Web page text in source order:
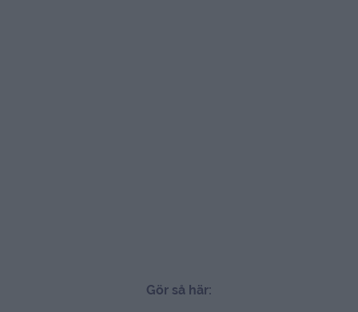
Gör så här: